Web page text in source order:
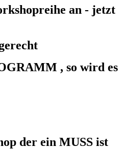
an - jetzt
, so wird es
der ein MUSS ist